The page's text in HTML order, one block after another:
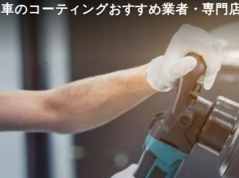
車のコーティングおすすめ業者・専門